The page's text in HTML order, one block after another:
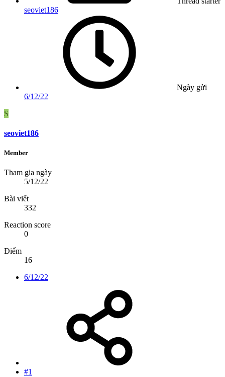
seoviet186
Ngày gửi
6/12/22
S
seoviet186
Member
Tham gia ngày
5/12/22
Bài viết
332
Reaction score
0
Điểm
16
6/12/22
#1